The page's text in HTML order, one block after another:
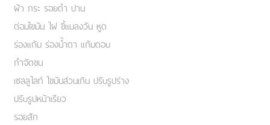
ฝ้า กระ รอยดำ ปาน
ต่อมไขมัน ไฝ ขี้แมลงวัน หูด
ร่องแก้ม ร่องน้ำตา แก้มตอบ
กำจัดขน
เชลลูไลท์ ไขมันส่วนเกิน ปรับรูปร่าง
ปรับรูปหน้าเรียว
รอยสัก